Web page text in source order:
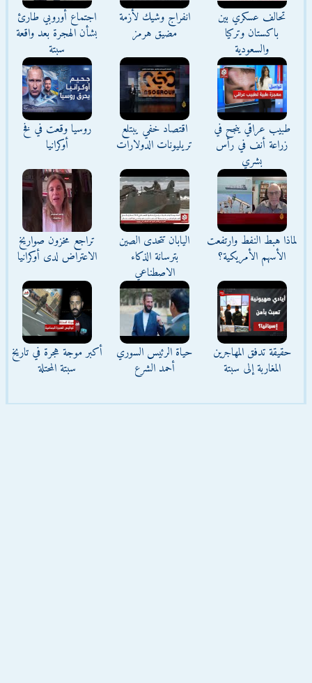
تحالف عسكري بين
باكستان وتركيا
والسعودية
انفراج وشيك لأزمة
مضيق هرمز
اجتماع أوروبي طارئ
بشأن الهجرة بعد واقعة
سبتة
طبيب عراقي ينجح في
زراعة أنف في رأس
بشري
اقتصاد خفي يبتلع
تريليونات الدولارات
روسيا وقعت في فخ
أوكرانيا
لماذا هبط النفط وارتفعت
الأسهم الأمريكية؟
اليابان تتحدى الصين
بترسانة الذكاء
الاصطناعي
تراجع مخزون صواريخ
الاعتراض لدى أوكرانيا
حقيقة تدفق المهاجرين
المغاربة إلى سبتة
حياة الرئيس السوري
أحمد الشرع
أكبر موجة هجرة في تاريخ
سبتة المحتلة